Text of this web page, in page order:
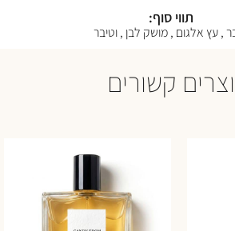
תווי סוף:
, עץ אלגום , מושק לבן , וטיבר
קשורים